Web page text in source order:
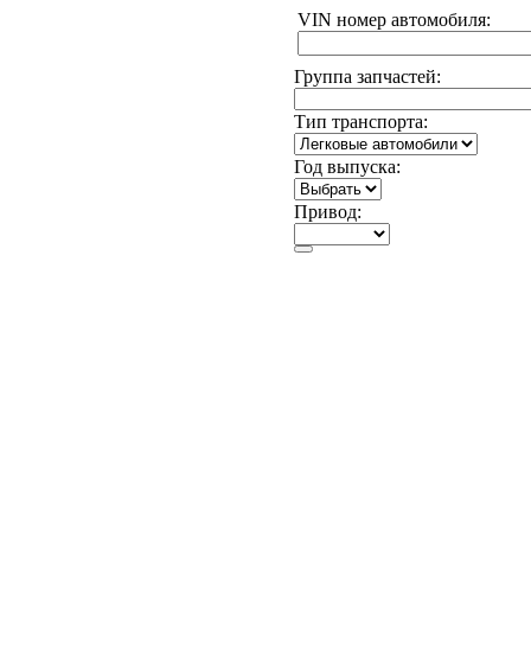
VIN номер автомобиля:
Группа запчастей:
Тип транспорта:
Год выпуска:
Привод: